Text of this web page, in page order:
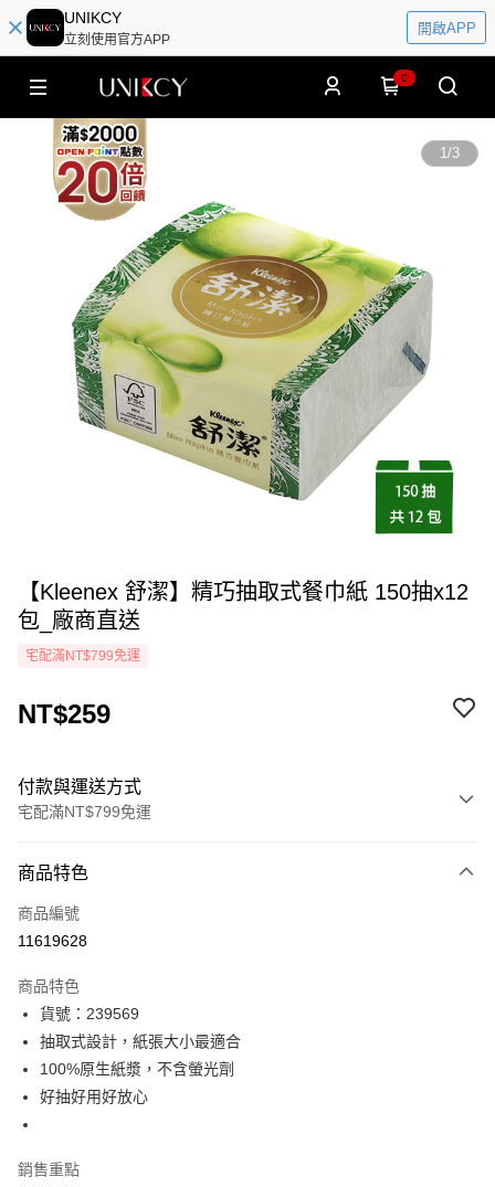
UNIKCY
立刻使用官方APP
開啟APP
0
1/3
【Kleenex 舒潔】精巧抽取式餐巾紙 150抽x12
包_廠商直送
宅配滿NT$799免運
NT$259
付款與運送方式
宅配滿NT$799免運
icash Pay
信用卡一次付款
Apple Pay
街口支付
悠遊付
Google Pay
商品特色
商品編號
11619628
商品特色
貨號：239569
抽取式設計，紙張大小最適合
100%原生紙漿，不含螢光劑
好抽好用好放心
銷售重點